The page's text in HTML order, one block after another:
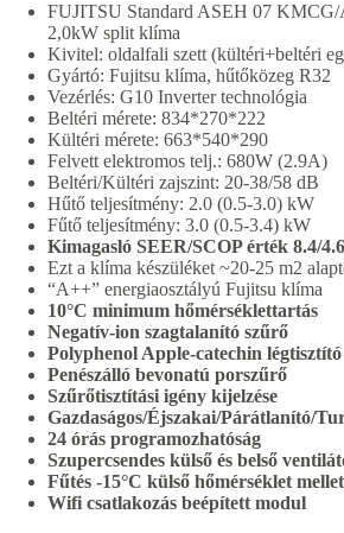
FUJITSU Standard ASEH 07
2,0kW split klíma
Kivitel: oldalfali szett (kültéri+beltéri
Gyártó: Fujitsu klíma, hűtőközeg R32
Vezérlés: G10 Inverter technológia
Beltéri mérete: 834*270*222
Kültéri mérete: 663*540*290
Felvett elektromos telj.: 680W (2.9A)
Beltéri/Kültéri zajszint: 20-38/58 dB
Hűtő teljesítmény: 2.0 (0.5-3.0) kW
Fűtő teljesítmény: 3.0 (0.5-3.4) kW
Kimagasló SEER/SCOP érték 8.4/4.6
Ezt a klíma készüléket ~20-25 m2
“A++” energiaosztályú Fujitsu klíma
10°C minimum hőmérséklettartás
Negatív-ion szagtalanító szűrő
Polyphenol Apple-catechin
Penészálló bevonatú porszűrő
Szűrőtisztítási igény kijelzése
Gazdaságos/Éjszakai/Párátlanító/
24 órás programozhatóság
Szupercsendes külső és belső
Fűtés -15°C külső hőmérséklet
Wifi csatlakozás beépített modul